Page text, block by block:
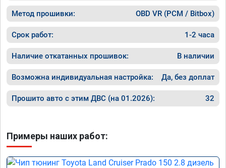
Метод прошивки: OBD VR (PCM / Bitbox)
Срок работ: 1-2 часа
Наличие откатанных прошивок: В наличии
Возможна индивидуальная настройка: Да, без доплат
Прошито авто с этим ДВС (на 01.2026): 32
Примеры наших работ: